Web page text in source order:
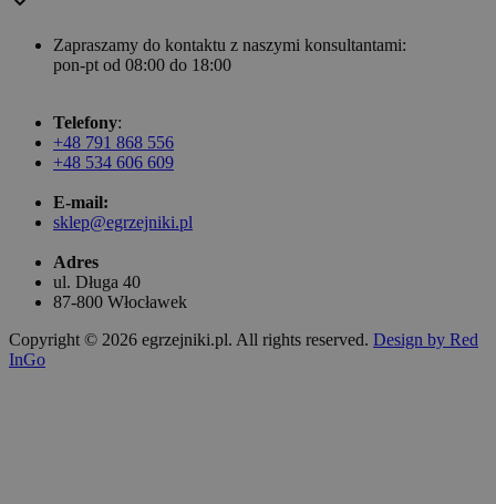
Zapraszamy do kontaktu z naszymi konsultantami:
pon-pt od 08:00 do 18:00
Telefony:
+48 791 868 556
+48 534 606 609
E-mail:
sklep@egrzejniki.pl
Adres
ul. Długa 40
87-800 Włocławek
Copyright © 2026 egrzejniki.pl. All rights reserved. Design by Red
InGo